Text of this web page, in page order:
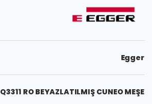
Egger
Q3311 RO BEYAZLATILMIŞ CUNEO MEŞE